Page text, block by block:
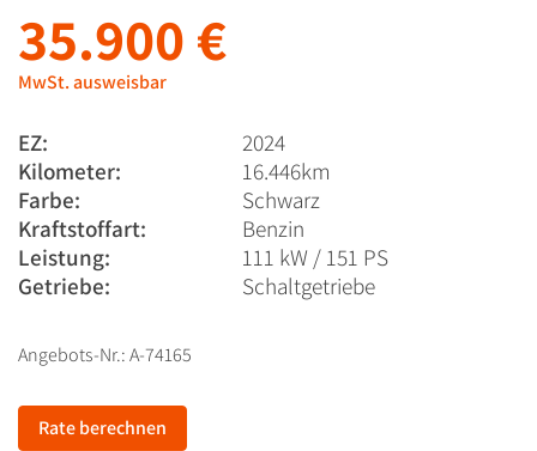
35.900 €
MwSt. ausweisbar
EZ:
2024
Kilometer:
16.446km
Farbe:
Schwarz
Kraftstoffart:
Benzin
Leistung:
111 kW / 151 PS
Getriebe:
Schaltgetriebe
Angebots-Nr.: A-74165
Rate berechnen